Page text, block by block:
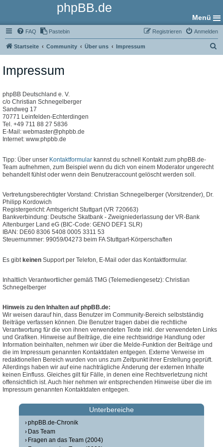
phpBB.de
Menü
FAQ Pastebin Anmelden
Registrieren
Startseite Community Über uns Impressum
Impressum
phpBB Deutschland e. V.
c/o Christian Schnegelberger
Sandweg 17
70771 Leinfelden-Echterdingen
Tel. +49 711 88 27 5836
E-Mail: webmaster@phpbb.de
Internet: www.phpbb.de
Tipp: Über unser Kontaktformular kannst du schnell Kontakt zum phpBB.de-
Team aufnehmen, zum Beispiel wenn du dich von einem Moderator ungerecht
behandelt fühlst oder wenn dein Benutzeraccount gelöscht werden soll.
Vertretungsberechtigter Vorstand: Christian Schnegelberger (Vorsitzender), Dr.
Philipp Kordowich
Registergericht: Amtsgericht Stuttgart (VR 720663)
Bankverbindung: Deutsche Skatbank - Zweigniederlassung der VR-Bank
Altenburger Land eG (BIC-Code: GENO DEF1 SLR)
IBAN: DE60 8306 5408 0005 3311 53
Steuernummer: 99059/04273 beim FA Stuttgart-Körperschaften
Es gibt keinen Support per Telefon, E-Mail oder das Kontaktformular.
Inhaltlich Verantwortlicher gemäß TMG (Telemediengesetz): Christian
Schnegelberger
Hinweis zu den Inhalten auf phpBB.de:
Wir weisen darauf hin, dass Benutzer im Community-Bereich selbstständig
Beiträge verfassen können. Die Benutzer tragen dabei die rechtliche
Verantwortung für die von ihnen verwendeten Texte inkl. der verwendeten Links
und Grafiken. Hinweise auf Beiträge, die eine rechtswidrige Handlung oder
Information beinhalten, nehmen wir über die Melde-Funktion der Beiträge und
die im Impressum genannten Kontaktdaten entgegen. Externe Verweise im
redaktionellen Bereich wurden von uns zum Zeitpunkt ihrer Erstellung geprüft.
Allerdings haben wir auf eine nachträgliche Änderung der externen Inhalte
keinen Einfluss. Gleiches gilt für Fälle, in denen eine Rechtsverletzung nicht
offensichtlich ist. Auch hier nehmen wir entsprechenden Hinweise über die im
Impressum genannten Kontaktdaten entgegen.
Unterbereiche
phpBB.de-Chronik
Das Team
Fragen an das Team (2004)